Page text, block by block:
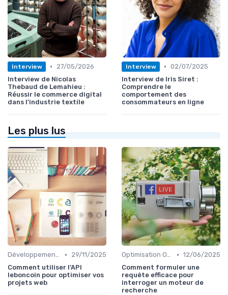
Interview •
27/05/2026
Interview de Nicolas
Thebaud de Lemahieu :
Réussir le commerce digital
dans l’industrie textile
Interview • 02/07/2025
Interview de Iris Siret :
Comprendre le
comportement des
consommateurs en ligne
Les plus lus
Développement Web No-Code/Low-Code •
29/11/2025
Comment utiliser l’API
leboncoin pour optimiser vos
projets web
Optimisation On-Page • 12/06/2025
Comment formuler une
requête efficace pour
interroger un moteur de
recherche